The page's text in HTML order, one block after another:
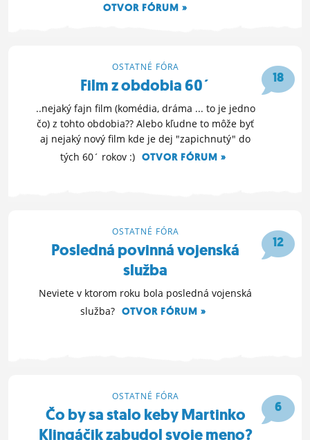
OTVOR FÓRUM »
18
OSTATNÉ FÓRA
Film z obdobia 60´
..nejaký fajn film (komédia, dráma ... to je jedno
čo) z tohto obdobia?? Alebo kľudne to môže byť
aj nejaký nový film kde je dej "zapichnutý" do
tých 60´ rokov :) OTVOR FÓRUM »
12
OSTATNÉ FÓRA
Posledná povinná vojenská
služba
Neviete v ktorom roku bola posledná vojenská
služba? OTVOR FÓRUM »
6
OSTATNÉ FÓRA
Čo by sa stalo keby Martinko
Klingáčik zabudol svoje meno?